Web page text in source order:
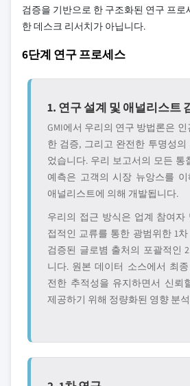
검증을 기반으로 한 구조화된 연구 프로
한 데스크 리서치가 아닙니다.
6단계 연구 프로세스
1. 연구 설계 및 애널리스트
GMI에서 우리의 연구 방법론은 인
한 검증, 그리고 완전한 투명성의
었습니다. 우리 보고서의 모든 통
예측은 고객의 시장 뉴앙스를
애널리스트에 의해 개발됩니다.
우리의 접근 방식은 업계 참여자
접적인 교류를 통한 광범위한 1
검증된 글로볌 출처의 포괄적인
니다. 원본 데이터 소스에서 최
전한 추적성을 유지하면서 신뢰
제공하기 위해 정량화된 영향 분